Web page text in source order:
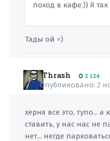
поход в кафе.)) Я
Тады ой =)
Thrash 2 124
Опубликовано: 2
херня все это, тупо...
ставить, у нас нас не
нет... негде